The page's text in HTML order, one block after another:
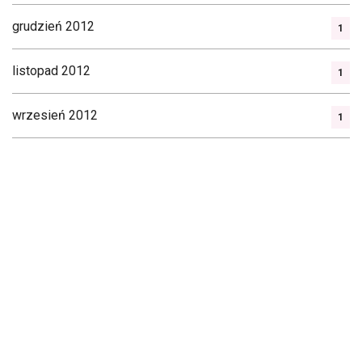
grudzień 2012 1
listopad 2012 1
wrzesień 2012 1